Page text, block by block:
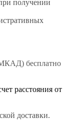
получении
МКАД) бесплатно
расстояния от
доставки.